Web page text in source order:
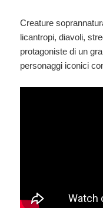
Creature
licantropi, diavoli,
protagoniste di un
personaggi iconici